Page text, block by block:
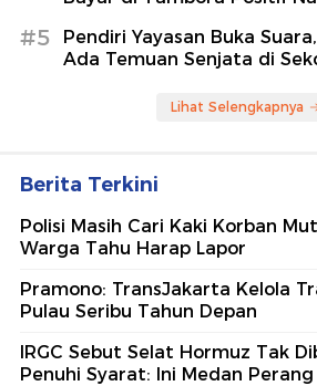
#5
Pendiri Yayasan Buka
Ada Temuan Senjata di
Lihat Selengkapnya
Berita Terkini
Polisi Masih Cari Kaki Korban
Warga Tahu Harap Lapor
Pramono: TransJakarta Kelola
Pulau Seribu Tahun Depan
IRGC Sebut Selat Hormuz Tak
Penuhi Syarat: Ini Medan Perang